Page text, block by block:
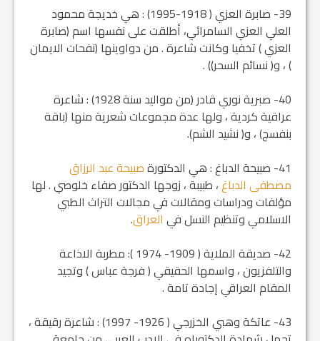
39- صابرة العزي ( 1918-1995) : هي خديجة محمود
العلي العزي السامرائي، أطلقت على نفسها اسم (صابرة
العزي ) تخفيا وكانت شاعرة . من دواوينها (نفحات الايمان
) ، و( نسائم السحر)) .
40- صبرية نوري قادر (من مواليد سنة 1928) : شاعرة
عراقية كردية ، ولها عدة مجموعات شعرية منها (باقة
بنفسج) ، و( نشيد الشم).
41- صبيحة الدباغ : هي الدكتورة
صبيحة عبد الرزاق
مصطفى الدباغ، طبيبة ، زوجها الدكتور صفاء خلوصي . لها
مؤلفات ودراسات ومقالات في مجالات التراث الطبي
الاسلامي وتنظيم النسل في العراق.
42- صديقة الملاية ( 1909- 1974 ): مطربة الاذاعة
والتلفزيون ، واسمها الحقيقي ( فرجة عباس ) وتجيد
المقام العراقي إجادة تامة .
43- عاتكة وهبي الخزرجي ( 1926- 1997) : شاعرة رقيقة ،